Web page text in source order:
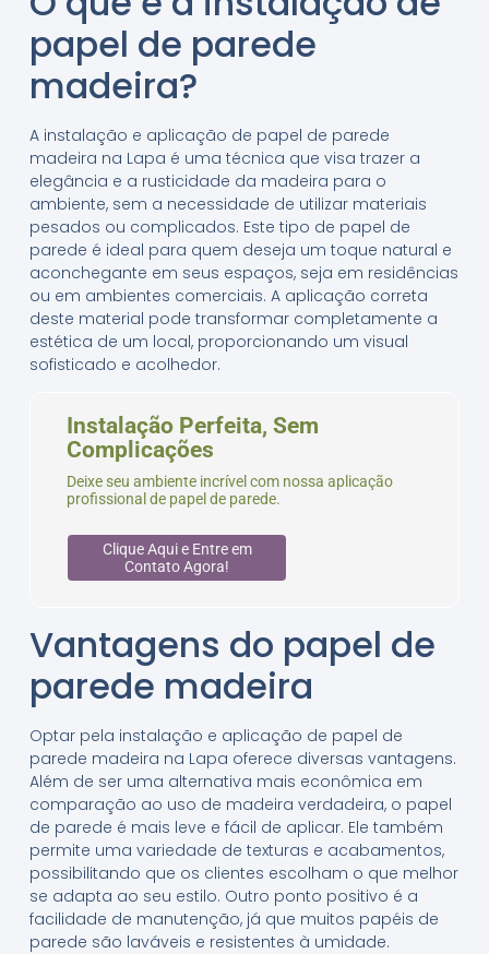
papel de parede
madeira?
A instalação e aplicação de papel de parede
madeira na Lapa é uma técnica que visa trazer a
elegância e a rusticidade da madeira para o
ambiente, sem a necessidade de utilizar materiais
pesados ou complicados. Este tipo de papel de
parede é ideal para quem deseja um toque natural e
aconchegante em seus espaços, seja em residências
ou em ambientes comerciais. A aplicação correta
deste material pode transformar completamente a
estética de um local, proporcionando um visual
sofisticado e acolhedor.
Instalação Perfeita, Sem
Complicações
Deixe seu ambiente incrível com nossa aplicação
profissional de papel de parede.
Clique Aqui e Entre em
Contato Agora!
Vantagens do papel de
parede madeira
Optar pela instalação e aplicação de papel de
parede madeira na Lapa oferece diversas vantagens.
Além de ser uma alternativa mais econômica em
comparação ao uso de madeira verdadeira, o papel
de parede é mais leve e fácil de aplicar. Ele também
permite uma variedade de texturas e acabamentos,
possibilitando que os clientes escolham o que melhor
se adapta ao seu estilo. Outro ponto positivo é a
facilidade de manutenção, já que muitos papéis de
parede são laváveis e resistentes à umidade.